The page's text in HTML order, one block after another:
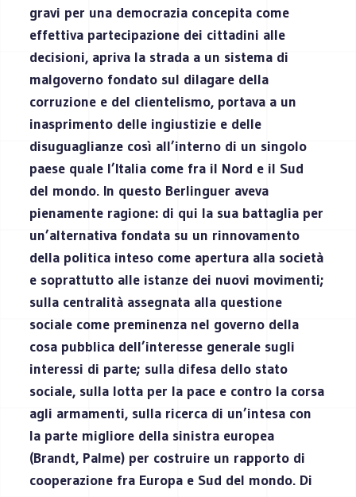
gravi per una democrazia concepita come
effettiva partecipazione dei cittadini alle
decisioni, apriva la strada a un sistema di
malgoverno fondato sul dilagare della
corruzione e del clientelismo, portava a un
inasprimento delle ingiustizie e delle
disuguaglianze così all’interno di un singolo
paese quale l’Italia come fra il Nord e il Sud
del mondo. In questo Berlinguer aveva
pienamente ragione: di qui la sua battaglia per
un’alternativa fondata su un rinnovamento
della politica inteso come apertura alla società
e soprattutto alle istanze dei nuovi movimenti;
sulla centralità assegnata alla questione
sociale come preminenza nel governo della
cosa pubblica dell’interesse generale sugli
interessi di parte; sulla difesa dello stato
sociale, sulla lotta per la pace e contro la corsa
agli armamenti, sulla ricerca di un’intesa con
la parte migliore della sinistra europea
(Brandt, Palme) per costruire un rapporto di
cooperazione fra Europa e Sud del mondo. Di